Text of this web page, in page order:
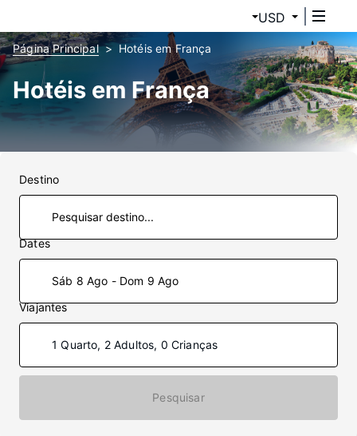
USD
Página Principal Hotéis em França
Hotéis em França
Destino
Dates
Sáb 8 Ago - Dom 9 Ago
Viajantes
1 Quarto, 2 Adultos, 0 Crianças
Pesquisar